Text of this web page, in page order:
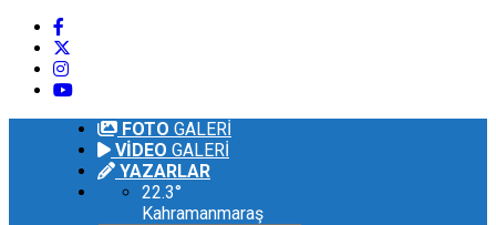
FOTO GALERİ
VİDEO GALERİ
YAZARLAR
22.3°
Kahramanmaraş